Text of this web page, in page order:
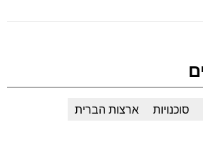
סוכנויות
ארצות הברית